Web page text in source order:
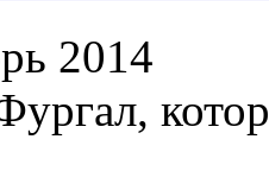
2014